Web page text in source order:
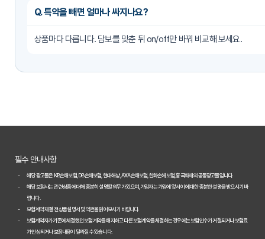
Q. 특약을 빼면 얼마나 싸지나요?
상품마다 다릅니다. 담보를 맞춘 뒤 on/off만 바꿔 비교해 보세요.
필수 안내사항
해당 광고물은 KB손해보험, DB손해보험, 현대해상, AXA손해보험, 한화손해보험, 흥국화재의 공동광고물입니다.
해당 보험사는 관련 상품에 대해 충분히 설명할 의무가 있으며, 가입자는 가입에 앞서 이에 대한 충분한 설명을 받으시기 바
랍니다.
보험계약 체결 전 상품설명서 및 약관을 읽어보시기 바랍니다.
보험계약자가 기존에 체결했던 보험계약을 해지하고 다른 보험계약을 체결하는 경우에는 보험인수가 거절되거나 보험료
가 인상되거나 보장내용이 달라질 수 있습니다.